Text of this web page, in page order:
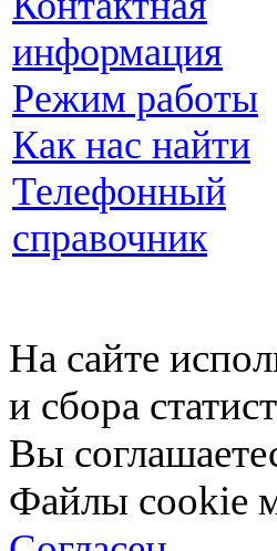
информация
Режим работы
Как нас найти
Телефонный
справочник
На сайте
и сбора
Вы
Файлы cookie